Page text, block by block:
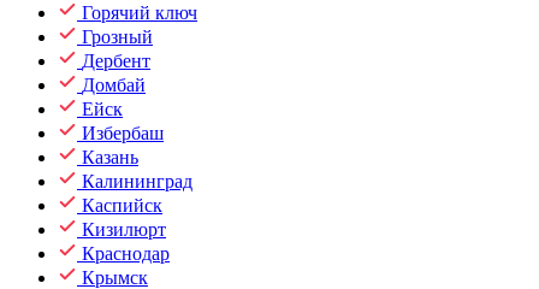
Горячий ключ
Грозный
Дербент
Домбай
Ейск
Избербаш
Казань
Калининград
Каспийск
Кизилюрт
Краснодар
Крымск